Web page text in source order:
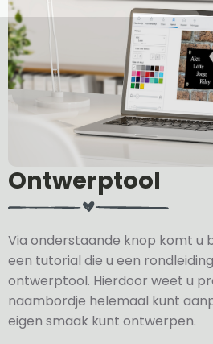
Ontwerptool
Via onderstaande knop komt u
een tutorial die u een
ontwerptool. Hierdoor weet u
naambordje helemaal kunt
eigen smaak kunt ontwerpen.